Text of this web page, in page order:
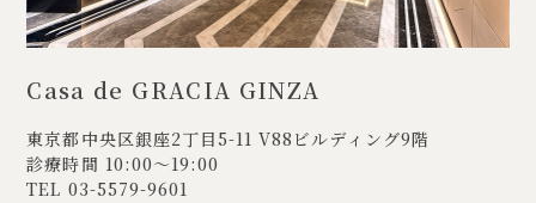
Casa de GRACIA GINZA
東京都中央区銀座2丁目5-11V88ビルディング9階
診療時間 10:00〜19:00
TEL 03-5579-9601